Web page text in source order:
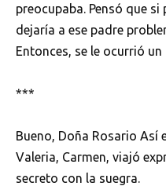
preocupaba. Pensó que
dejaría a ese padre
Entonces, se le ocurrió un
***
Bueno, Doña Rosario Así
Valeria, Carmen, viajó
secreto con la suegra.